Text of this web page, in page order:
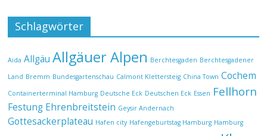
Schlagwörter
Aida Allgäu Allgäuer Alpen Berchtesgaden Berchtesgadener
Land Bremm Bundesgartenschau Calmont Klettersteig China Town Cochem
Containerterminal Hamburg Deutsche Eck Deutschen Eck Essen Fellhorn
Festung Ehrenbreitstein Geysir Andernach
Gottesackerplateau Hafen city Hafengeburtstag Hamburg Hamburg